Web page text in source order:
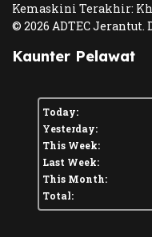
Kemaskini Terakhir:
© 2026 ADTEC Jerantut.
Kaunter Pelawat
Today:
Yesterday:
This Week:
Last Week:
This Month:
Total: